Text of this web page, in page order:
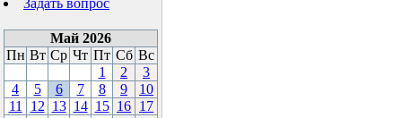
Задать вопрос
Май 2026
Пн Вт Ср Чт Пт Сб Вс
1
2
3
4
5 6 7 8 9
10
11
12 13 14 15 16 17